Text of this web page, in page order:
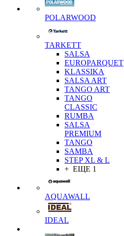
POLARWOOD
TARKETT
SALSA
EUROPARQUET
KLASSIKA
SALSA ART
TANGO ART
TANGO
CLASSIC
RUMBA
SALSA
PREMIUM
TANGO
SAMBA
STEP XL & L
+ ЕЩЕ 1
AQUAWALL
IDEAL